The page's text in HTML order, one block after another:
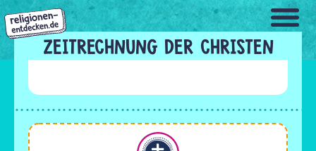
Direkt
zum
Inhalt
ZEITRECHNUNG DER CHRISTEN
Christentum